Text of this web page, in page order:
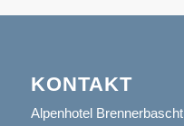
KONTAKT
Alpenhotel Brennerbascht